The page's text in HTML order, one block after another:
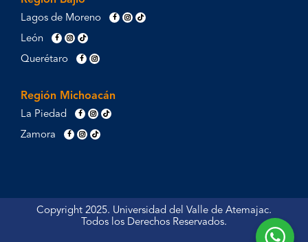
Lagos de Moreno
León
Querétaro
Región Michoacán
La Piedad
Zamora
Copyright 2025. Universidad del Valle de Atemajac.
Todos los Derechos Reservados.